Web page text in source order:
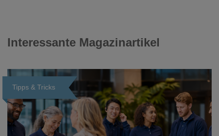
Interessante Magazinartikel
Tipps & Tricks